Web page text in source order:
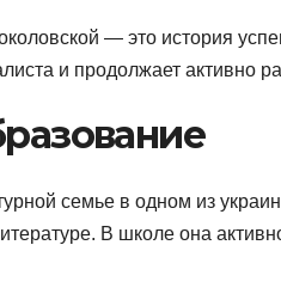
— это история
и продолжает активно
семье в одном из
В школе она